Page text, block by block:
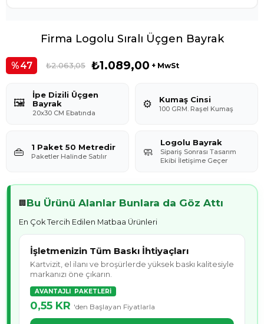
Firma Logolu Sıralı Üçgen Bayrak
47 ₺2.063,05 ₺1.089,00 + MwSt
🖼️
İpe Dizili Üçgen
Bayrak
20x30 CM Ebatında
⚙️ Kumaş Cinsi
100 GRM. Raşel Kumaş
👜 1 Paket 50 Metredir
Paketler Halinde Satılır 🧼
Logolu Bayrak
Sipariş Sonrası Tasarım
Ekibi İletişime Geçer
🏢Bu Ürünü Alanlar Bunlara da Göz Attı
En Çok Tercih Edilen Matbaa Ürünleri
İşletmenizin Tüm Baskı İhtiyaçları
Kartvizit, el ilanı ve broşürlerde yüksek baskı kalitesiyle
markanızı öne çıkarın.
AVANTAJLI PAKETLERİ
0,55 KR 'den Başlayan Fiyatlarla